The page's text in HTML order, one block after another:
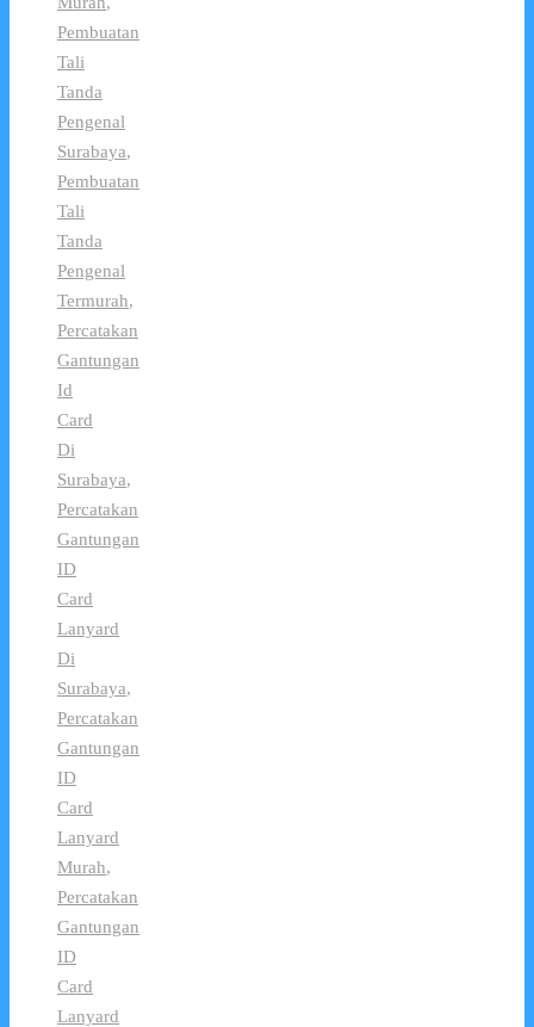
Pembuatan
Tali
Tanda
Pengenal
Surabaya,
Pembuatan
Tali
Tanda
Pengenal
Termurah,
Percatakan
Gantungan
Id
Card
Di
Surabaya,
Percatakan
Gantungan
ID
Card
Lanyard
Di
Surabaya,
Percatakan
Gantungan
ID
Card
Lanyard
Murah,
Percatakan
Gantungan
ID
Card
Lanyard